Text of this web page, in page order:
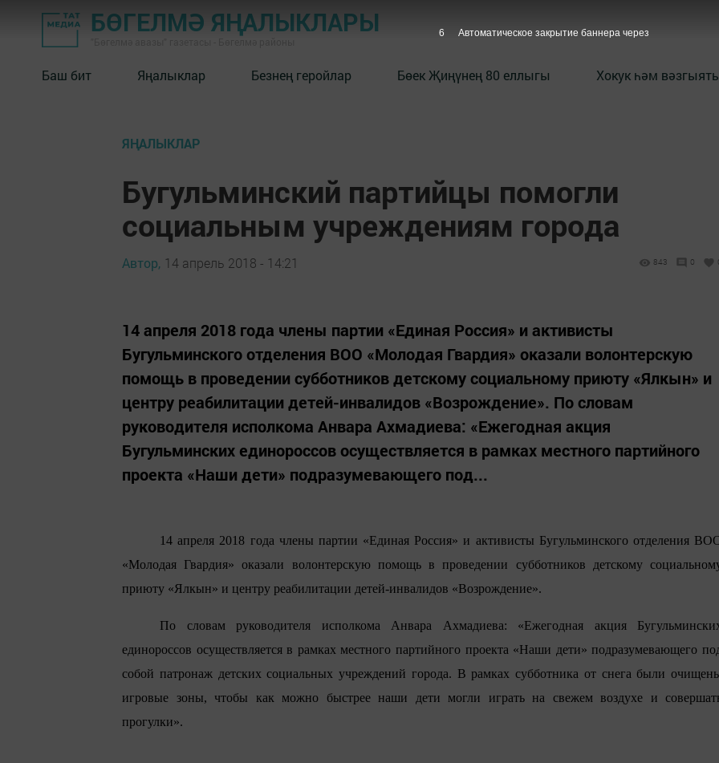
БӨГЕЛМӘ ЯҢАЛЫКЛАРЫ
Баш бит Яңалыклар Безнең геройлар Бөек Җиңүнең 80 еллыгы Хокук һәм вәзгыять
ЯҢАЛЫКЛАР
Бугульминский партийцы помогли
социальным учреждениям города
Автор, 14 апрель 2018 - 14:21 843 0
14 апреля 2018 года члены партии «Единая Россия» и активисты
Бугульминского отделения ВОО «Молодая Гвардия» оказали волонтерскую
помощь в проведении субботников детскому социальному приюту «Ялкын» и
центру реабилитации детей-инвалидов «Возрождение». По словам
руководителя исполкома Анвара Ахмадиева: «Ежегодная акция
Бугульминских единороссов осуществляется в рамках местного партийного
проекта «Наши дети» подразумевающего под...
14 апреля 2018 года члены партии «Единая Россия» и активисты Бугульминского отделения
«Молодая Гвардия» оказали волонтерскую помощь в проведении субботников детскому
приюту «Ялкын» и центру реабилитации детей-инвалидов «Возрождение».
По словам руководителя исполкома Анвара Ахмадиева: «Ежегодная акция
единороссов осуществляется в рамках местного партийного проекта «Наши дети» подразумевающего
собой патронаж детских социальных учреждений города. В рамках субботника от снега были
игровые зоны, чтобы как можно быстрее наши дети могли играть на свежем воздухе и
прогулки».
5 Автоматическое закрытие баннера через